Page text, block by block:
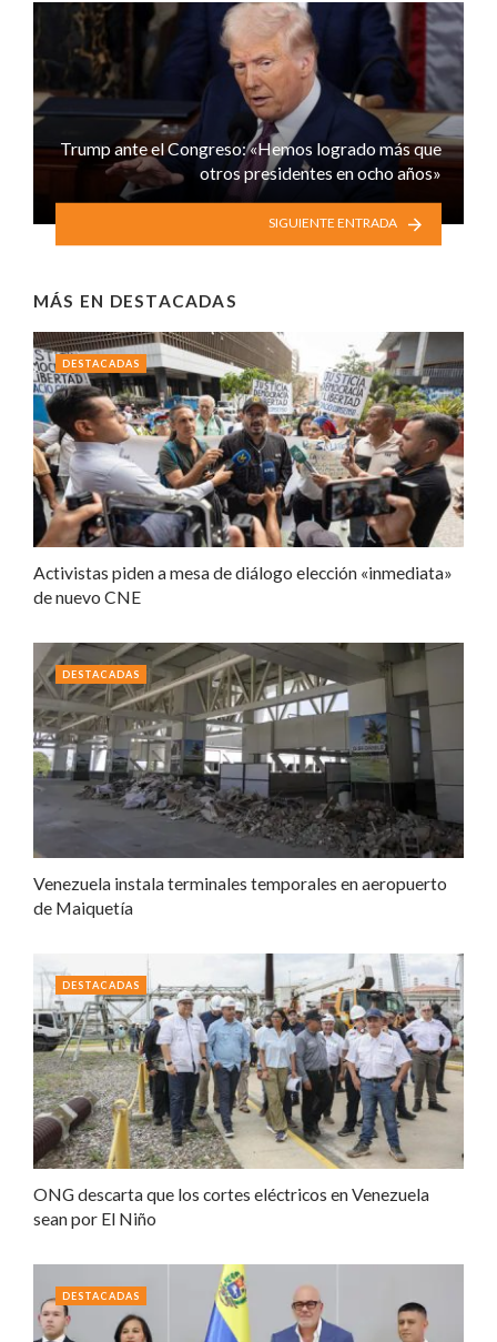
Trump ante el Congreso: «Hemos logrado más que
otros presidentes en ocho años»
SIGUIENTE ENTRADA
MÁS EN DESTACADAS
Activistas piden a mesa de diálogo elección «inmediata»
de nuevo CNE
DESTACADAS
Venezuela instala terminales temporales en aeropuerto
de Maiquetía
DESTACADAS
ONG descarta que los cortes eléctricos en Venezuela
sean por El Niño
DESTACADAS
DESTACADAS